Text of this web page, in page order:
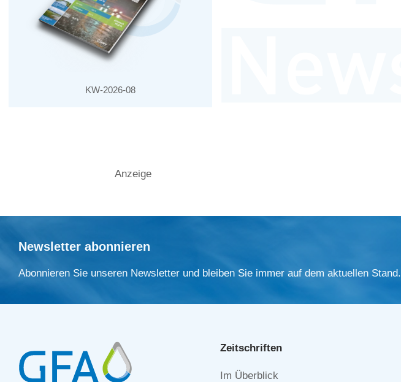
KW-2026-08
Anzeige
Newsletter abonnieren
Abonnieren Sie unseren Newsletter und bleiben Sie immer auf dem aktuellen Stand.
Zeitschriften
Navigation
Im Überblick